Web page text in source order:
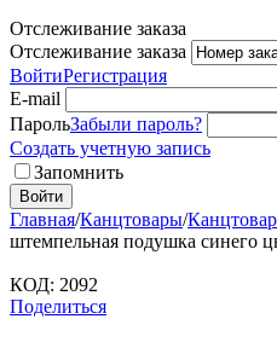
Отслеживание заказа
Отслеживание заказа
ВойтиРегистрация
E-mail
ПарольЗабыли пароль?
Создать учетную запись
Запомнить
Войти
Главная/Канцтовары/
штемпельная подушка синего
КОД: 2092
Поделиться